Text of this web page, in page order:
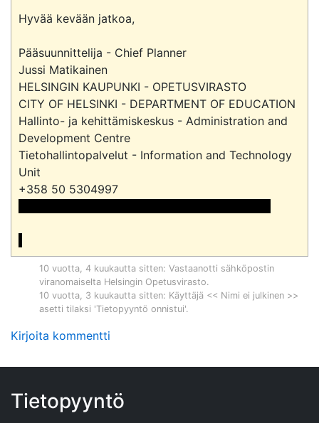
Hyvää kevään jatkoa,
Pääsuunnittelija - Chief Planner
Jussi Matikainen
HELSINGIN KAUPUNKI - OPETUSVIRASTO
CITY OF HELSINKI - DEPARTMENT OF EDUCATION
Hallinto- ja kehittämiskeskus - Administration and
Development Centre
Tietohallintopalvelut - Information and Technology
Unit
10 vuotta, 4 kuukautta sitten: Vastaanotti sähköpostin
viranomaiselta Helsingin Opetusvirasto.
10 vuotta, 3 kuukautta sitten: Käyttäjä << Nimi ei julkinen >>
asetti tilaksi 'Tietopyyntö onnistui'.
Kirjoita kommentti
Tietopyyntö